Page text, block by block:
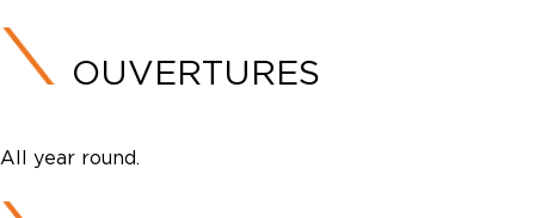
OUVERTURES
All year round.